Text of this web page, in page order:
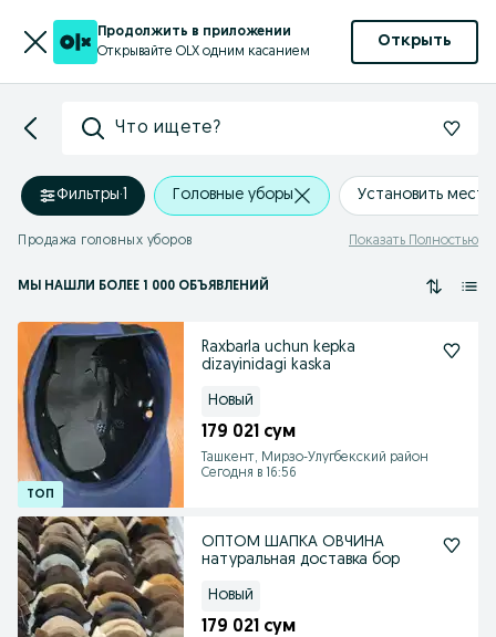
Продолжить в приложении
Открывайте OLX одним касанием
Открыть
Что ищете?
Фильтры·1 Головные уборы Установить
Продажа головных уборов Показать Полностью
МЫ НАШЛИ БОЛЕЕ 1 000 ОБЪЯВЛЕНИЙ
Raxbarla uchun kepka
dizayinidagi kaska
Новый
179 021 сум
Ташкент, Мирзо-Улугбекский район
Сегодня в 16:56
ОПТОМ ШАПКА ОВЧИНА
натуральная доставка бор
Новый
179 021 сум